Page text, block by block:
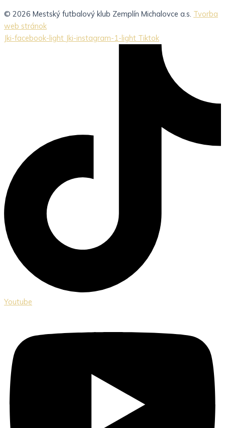
© 2026 Mestský futbalový klub Zemplín Michalovce a.s. Tvorba
web stránok
Jki-facebook-light Jki-instagram-1-light Tiktok
Youtube